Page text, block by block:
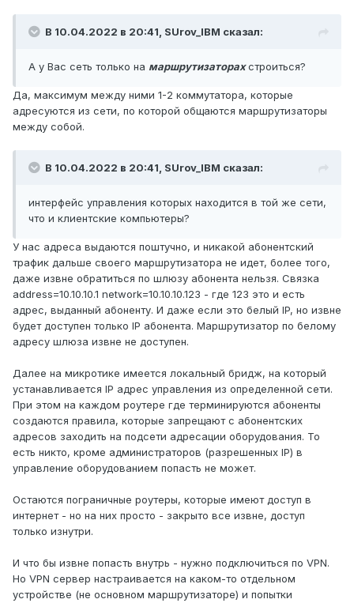
В 10.04.2022 в 20:41, SUrov_IBM сказал:
А у Вас сеть только на маршрутизаторахстроиться?
Да, максимум между ними 1-2 коммутатора, которые
адресуются из сети, по которой общаются маршрутизаторы
между собой.
В 10.04.2022 в 20:41, SUrov_IBM сказал:
интерфейс управления которых находится в той же сети,
что и клиентские компьютеры?
У нас адреса выдаются поштучно, и никакой абонентский
трафик дальше своего маршрутизатора не идет, более того,
даже извне обратиться по шлюзу абонента нельзя. Связка
address=10.10.10.1 network=10.10.10.123 - где 123 это и есть
адрес, выданный абоненту. И даже если это белый IP, но извне
будет доступен только IP абонента. Маршрутизатор по белому
адресу шлюза извне не доступен.
Далее на микротике имеется локальный бридж, на который
устанавливается IP адрес управления из определенной сети.
При этом на каждом роутере где терминируются абоненты
создаются правила, которые запрещают с абонентских
адресов заходить на подсети адресации оборудования. То
есть никто, кроме администраторов (разрешенных IP) в
управление оборудованием попасть не может.
Остаются пограничные роутеры, которые имеют доступ в
интернет - но на них просто - закрыто все извне, доступ
только изнутри.
И что бы извне попасть внутрь - нужно подключиться по VPN.
Но VPN сервер настраивается на каком-то отдельном
устройстве (не основном маршрутизаторе) и попытки